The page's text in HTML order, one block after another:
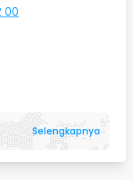
00
Selengkapnya